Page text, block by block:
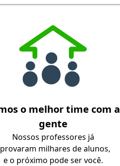
o melhor time com a
gente
Nossos professores já
milhares de alunos,
e o próximo pode ser você.